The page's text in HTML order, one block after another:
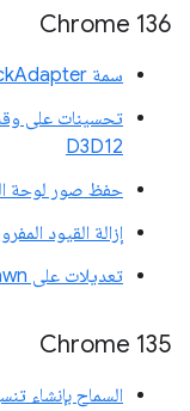
Chrome 136
سمة isFallbackAdapter في GPUAdapterInfo
تحسينات على
D3D12
حفظ صور لوحة
إزالة القيود
تعديلات على Dawn
Chrome 135
السماح بإنشاء